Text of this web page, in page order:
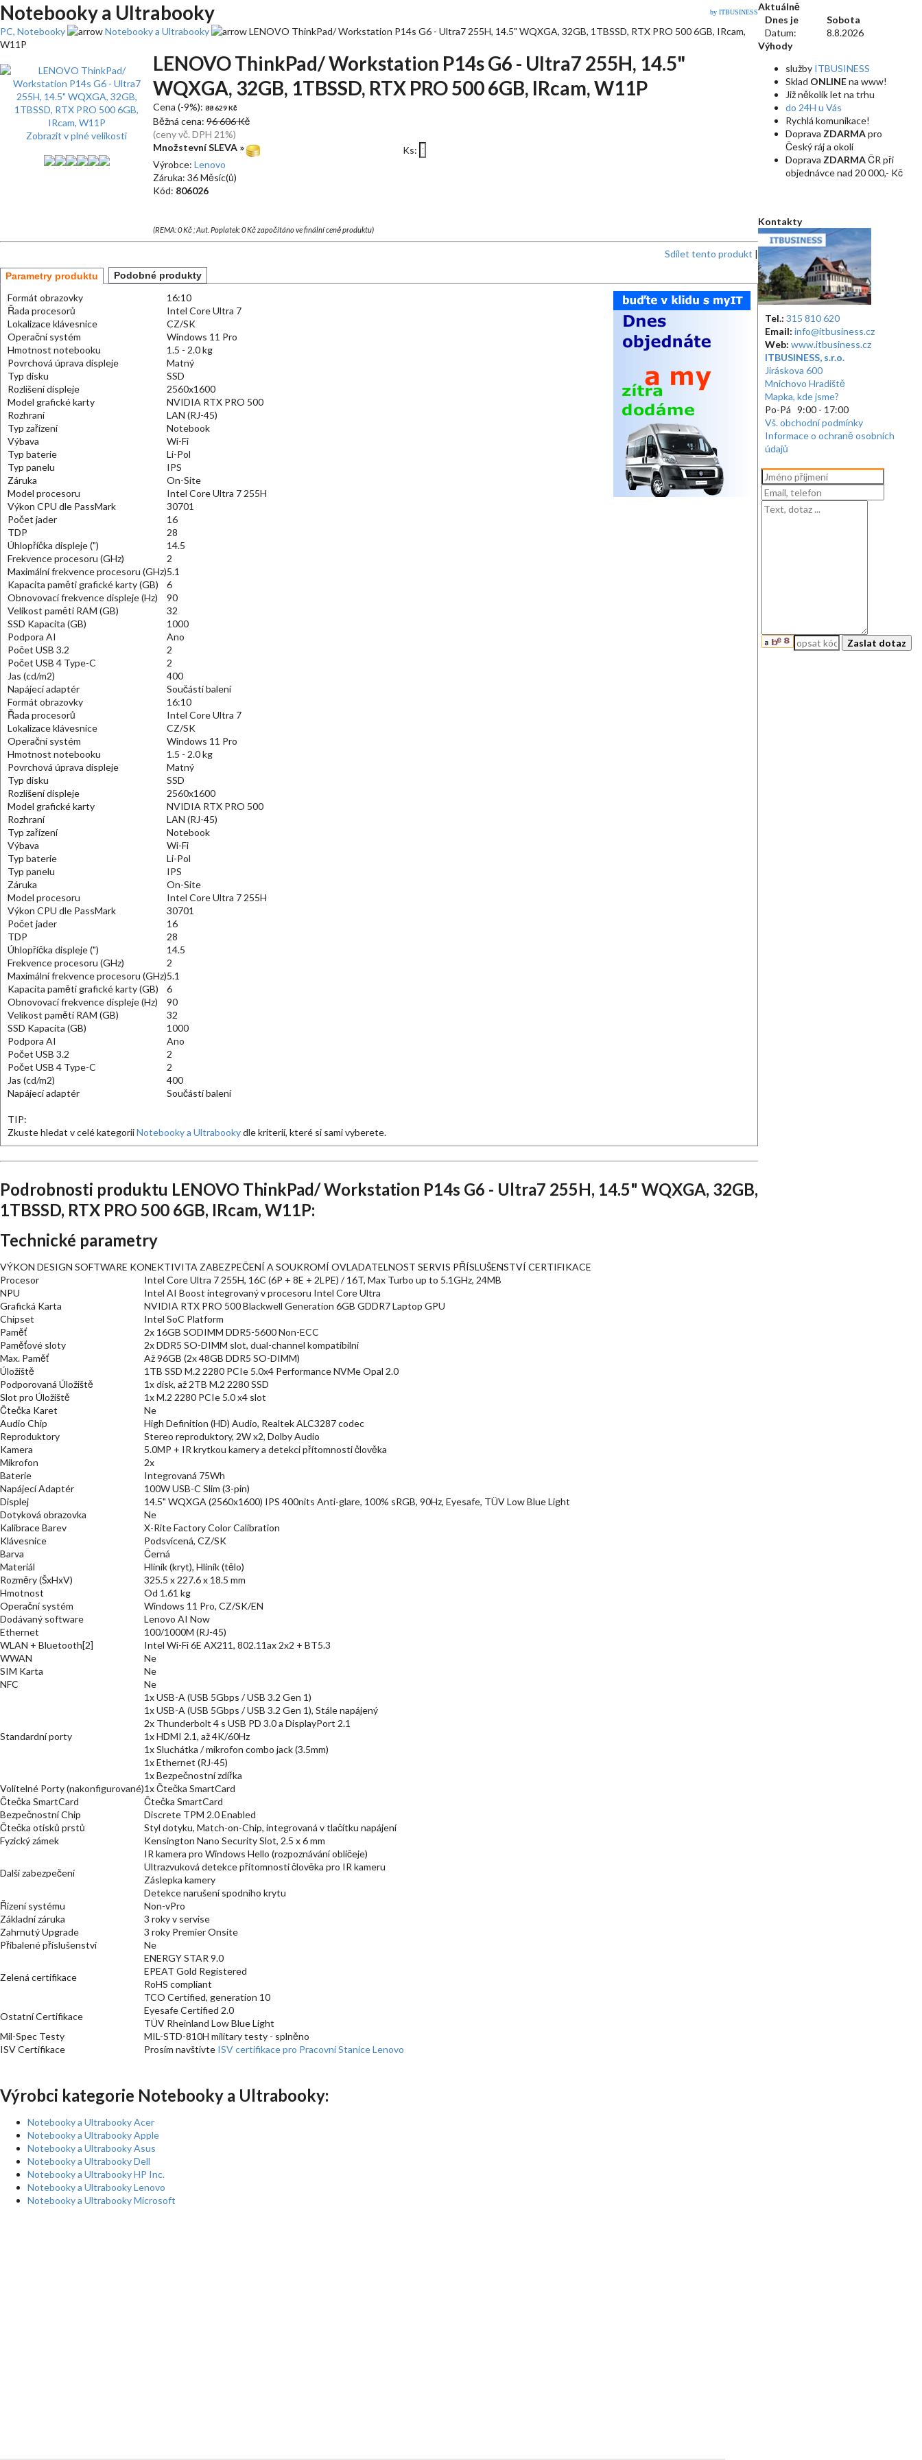
Notebooky a Ultrabooky by ITBUSINESS
PC, Notebooky Notebooky a Ultrabooky
LENOVO ThinkPad/ Workstation P14s G6 - Ultra7 255H, 14.5" WQXGA, 32GB, 1TBSSD, RTX PRO 500 6GB, IRcam,
W11P
Zobrazit v plné velikosti
LENOVO ThinkPad/ Workstation P14s G6 - Ultra7 255H, 14.5"
WQXGA, 32GB, 1TBSSD, RTX PRO 500 6GB, IRcam, W11P
Cena (-9%): 88 629 Kč
Běžná cena: 96 606 Kč
(ceny vč. DPH 21%)
Množstevní SLEVA »
Ks:
Výrobce: Lenovo
Záruka: 36 Měsíc(ů)
Kód: 806026
(REMA: 0 Kč ; Aut. Poplatek: 0 Kč započítáno ve finální ceně produktu)
Sdílet tento produkt |
Parametry produktu Podobné produkty
Formát obrazovky
16:10
Řada procesorů
Intel Core Ultra 7
Lokalizace klávesnice
CZ/SK
Operační systém
Windows 11 Pro
Hmotnost notebooku
1.5 - 2.0 kg
Povrchová úprava displeje
Matný
Typ disku
SSD
Rozlišení displeje
2560x1600
Model grafické karty
NVIDIA RTX PRO 500
Rozhraní
LAN (RJ-45)
Typ zařízení
Notebook
Výbava
Wi-Fi
Typ baterie
Li-Pol
Typ panelu
IPS
Záruka
On-Site
Model procesoru
Intel Core Ultra 7 255H
Výkon CPU dle PassMark
30701
Počet jader
16
TDP
28
Úhlopříčka displeje (")
14.5
Frekvence procesoru (GHz)
2
Maximální frekvence procesoru (GHz)5.1
Kapacita paměti grafické karty (GB)
6
Obnovovací frekvence displeje (Hz)
90
Velikost paměti RAM (GB)
32
SSD Kapacita (GB)
1000
Podpora AI
Ano
Počet USB 3.2
2
Počet USB 4 Type-C
2
Jas (cd/m2)
400
Napájecí adaptér
Součástí balení
Formát obrazovky
16:10
Řada procesorů
Intel Core Ultra 7
Lokalizace klávesnice
CZ/SK
Operační systém
Windows 11 Pro
Hmotnost notebooku
1.5 - 2.0 kg
Povrchová úprava displeje
Matný
Typ disku
SSD
Rozlišení displeje
2560x1600
Model grafické karty
NVIDIA RTX PRO 500
Rozhraní
LAN (RJ-45)
Typ zařízení
Notebook
Výbava
Wi-Fi
Typ baterie
Li-Pol
Typ panelu
IPS
Záruka
On-Site
Model procesoru
Intel Core Ultra 7 255H
Výkon CPU dle PassMark
30701
Počet jader
16
TDP
28
Úhlopříčka displeje (")
14.5
Frekvence procesoru (GHz)
2
Maximální frekvence procesoru (GHz)5.1
Kapacita paměti grafické karty (GB)
6
Obnovovací frekvence displeje (Hz)
90
Velikost paměti RAM (GB)
32
SSD Kapacita (GB)
1000
Podpora AI
Ano
Počet USB 3.2
2
Počet USB 4 Type-C
2
Jas (cd/m2)
400
Napájecí adaptér
Součástí balení
TIP:
Zkuste hledat v celé kategoriiNotebooky a Ultrabookydle kriterií, které si sami vyberete.
Podrobnosti produktu LENOVO ThinkPad/ Workstation P14s G6 - Ultra7 255H, 14.5" WQXGA, 32GB,
1TBSSD, RTX PRO 500 6GB, IRcam, W11P:
Technické parametry
VÝKON DESIGN SOFTWARE KONEKTIVITA ZABEZPEČENÍ A SOUKROMÍ OVLADATELNOST SERVIS PŘÍSLUŠENSTVÍ CERTIFIKACE
Procesor
Intel Core Ultra 7 255H, 16C (6P + 8E + 2LPE) / 16T, Max Turbo up to 5.1GHz, 24MB
NPU
Intel AI Boost integrovaný v procesoru Intel Core Ultra
Grafická Karta
NVIDIA RTX PRO 500 Blackwell Generation 6GB GDDR7 Laptop GPU
Chipset
Intel SoC Platform
Paměť
2x 16GB SODIMM DDR5-5600 Non-ECC
Paměťové sloty
2x DDR5 SO-DIMM slot, dual-channel kompatibilní
Max. Paměť
Až 96GB (2x 48GB DDR5 SO-DIMM)
Úložiště
1TB SSD M.2 2280 PCIe 5.0x4 Performance NVMe Opal 2.0
Podporovaná Úložiště
1x disk, až 2TB M.2 2280 SSD
Slot pro Úložiště
1x M.2 2280 PCIe 5.0 x4 slot
Čtečka Karet
Ne
Audio Chip
High Definition (HD) Audio, Realtek ALC3287 codec
Reproduktory
Stereo reproduktory, 2W x2, Dolby Audio
Kamera
5.0MP + IR krytkou kamery a detekci přítomnosti člověka
Mikrofon
2x
Baterie
Integrovaná 75Wh
Napájecí Adaptér
100W USB-C Slim (3-pin)
Displej
14.5" WQXGA (2560x1600) IPS 400nits Anti-glare, 100% sRGB, 90Hz, Eyesafe, TÜV Low Blue Light
Dotyková obrazovka
Ne
Kalibrace Barev
X-Rite Factory Color Calibration
Klávesnice
Podsvícená, CZ/SK
Barva
Černá
Materiál
Hliník (kryt), Hliník (tělo)
Rozměry (ŠxHxV)
325.5 x 227.6 x 18.5 mm
Hmotnost
Od 1.61 kg
Operační systém
Windows 11 Pro, CZ/SK/EN
Dodávaný software
Lenovo AI Now
Ethernet
100/1000M (RJ-45)
WLAN + Bluetooth[2]
Intel Wi-Fi 6E AX211, 802.11ax 2x2 + BT5.3
WWAN
Ne
SIM Karta
Ne
NFC
Ne
Standardní porty
1x USB-A (USB 5Gbps / USB 3.2 Gen 1)
1x USB-A (USB 5Gbps / USB 3.2 Gen 1), Stále napájený
2x Thunderbolt 4 s USB PD 3.0 a DisplayPort 2.1
1x HDMI 2.1, až 4K/60Hz
1x Sluchátka / mikrofon combo jack (3.5mm)
1x Ethernet (RJ-45)
1x Bezpečnostní zdířka
Volitelné Porty (nakonfigurované)1x Čtečka SmartCard
Čtečka SmartCard
Čtečka SmartCard
Bezpečnostní Chip
Discrete TPM 2.0 Enabled
Čtečka otisků prstů
Styl dotyku, Match-on-Chip, integrovaná v tlačítku napájení
Fyzický zámek
Kensington Nano Security Slot, 2.5 x 6 mm
Další zabezpečení
IR kamera pro Windows Hello (rozpoznávání obličeje)
Ultrazvuková detekce přítomnosti člověka pro IR kameru
Záslepka kamery
Detekce narušení spodního krytu
Řízení systému
Non-vPro
Základní záruka
3 roky v servise
Zahrnutý Upgrade
3 roky Premier Onsite
Přibalené příslušenství
Ne
Zelená certifikace
ENERGY STAR 9.0
EPEAT Gold Registered
RoHS compliant
TCO Certified, generation 10
Ostatní Certifikace
Eyesafe Certified 2.0
TÜV Rheinland Low Blue Light
Mil-Spec Testy
MIL-STD-810H military testy - splněno
ISV Certifikace
Prosím navštivte ISV certifikace pro Pracovní Stanice Lenovo
Výrobci kategorie Notebooky a Ultrabooky:
Notebooky a Ultrabooky Acer
Notebooky a Ultrabooky Apple
Notebooky a Ultrabooky Asus
Notebooky a Ultrabooky Dell
Notebooky a Ultrabooky HP Inc.
Notebooky a Ultrabooky Lenovo
Notebooky a Ultrabooky Microsoft
Aktuálně
Dnes je
Sobota
Datum:
8.8.2026
Výhody
služby ITBUSINESS
Sklad ONLINEna www!
Již několik let na trhu
do 24H u Vás
Rychlá komunikace!
Doprava ZDARMApro
Český ráj a okolí
Doprava ZDARMAČR při
objednávce nad 20 000,- Kč
Kontakty
Tel.: 315 810 620
Email: info@itbusiness.cz
Web: www.itbusiness.cz
ITBUSINESS, s.r.o.
Jiráskova 600
Mnichovo Hradiště
Mapka, kde jsme?
Po-Pá 9:00 - 17:00
Vš. obchodní podmínky
Informace o ochraně osobních
údajů